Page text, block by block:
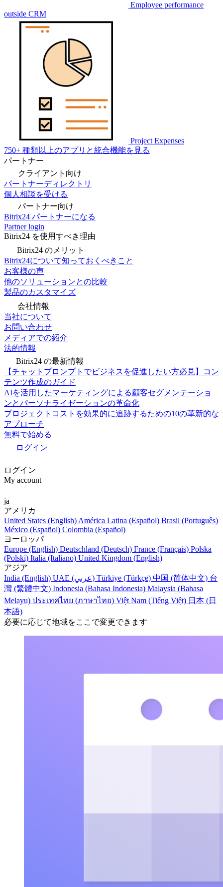
Employee performance
outside CRM
Project Expenses
750+ 種類以上のアプリと統合機能を見る
パートナー
クライアント向け
パートナーディレクトリ
個人相談を受ける
パートナー向け
Bitrix24 パートナーになる
Partner login
Bitrix24 を使用すべき理由
Bitrix24 のメリット
Bitrix24について知っておくべきこと
お客様の声
他のソリューションとの比較
製品のカスタマイズ
会社情報
当社について
お問い合わせ
メディアでの紹介
法的情報
Bitrix24 の最新情報
【チャットプロンプトでビジネスを促進したい方必見】コン
テンツ作成のガイド
AIを活用したマーケティングによる顧客セグメンテーショ
ンとパーソナライゼーションの革命化
プロジェクトコストを効果的に追跡するための10の革新的な
アプローチ
無料で始める
ログイン
ログイン
My account
ja
アメリカ
United States (English) América Latina (Español) Brasil (Português)
México (Español) Colombia (Español)
ヨーロッパ
Europe (English) Deutschland (Deutsch) France (Français) Polska
(Polski) Italia (Italiano) United Kingdom (English)
アジア
India (English)
UAE (عربي) Türkiye (Türkçe) 中国 (简体中文) 台
灣 (繁體中文) Indonesia (Bahasa Indonesia) Malaysia (Bahasa
Melayu) ประเทศไทย (ภาษาไทย) Việt Nam (Tiếng Việt) 日本 (日
本語)
必要に応じて地域をここで変更できます